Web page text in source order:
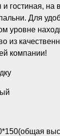
и гостиная, на
Для
уровне
из
компании!